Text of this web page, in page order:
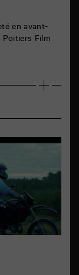
en avant-
Poitiers Film